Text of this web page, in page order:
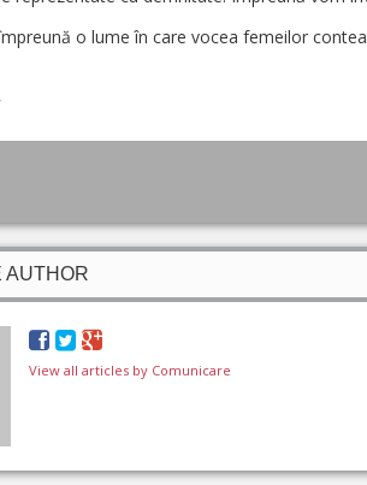
o lume în care vocea femeilor
AUTHOR
View all articles by Comunicare